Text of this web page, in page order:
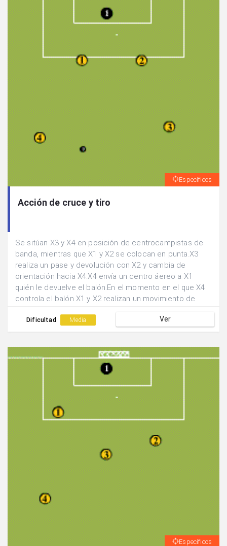
Específicos
Acción de cruce y tiro
Se sitúan X3 y X4 en posición de centrocampistas de
banda, mientras que X1 y X2 se colocan en punta.X3
realiza un pase y devolución con X2 y cambia de
orientación hacia X4.X4 envía un centro áereo a X1
quién le devuelve el balón.En el momento en el que X4
controla el balón X1 y X2 realizan un movimiento de
Dificultad Media Ver
Específicos